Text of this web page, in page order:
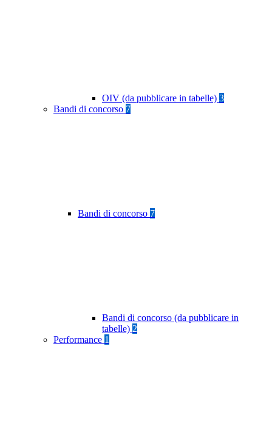
OIV (da pubblicare in tabelle) 3
Bandi di concorso 7
Bandi di concorso 7
Bandi di concorso (da pubblicare in
tabelle) 2
Performance 1